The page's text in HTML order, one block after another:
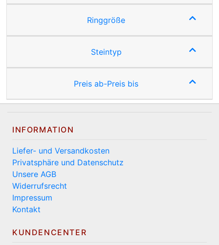
Ringgröße
Steintyp
Preis ab-Preis bis
INFORMATION
Liefer- und Versandkosten
Privatsphäre und Datenschutz
Unsere AGB
Widerrufsrecht
Impressum
Kontakt
KUNDENCENTER